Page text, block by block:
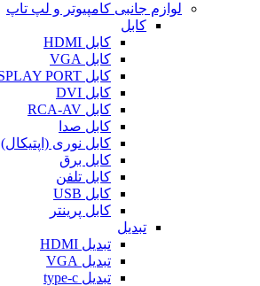
لوازم جانبی کامپیوتر و لپ تاپ
کابل
کابل HDMI
کابل VGA
کابل DISPLAY PORT
کابل DVI
کابل RCA-AV
کابل صدا
کابل نوری (اپتیکال)
کابل برق
کابل تلفن
کابل USB
کابل پرینتر
تبدیل
تبدیل HDMI
تبدیل VGA
تبدیل type-c